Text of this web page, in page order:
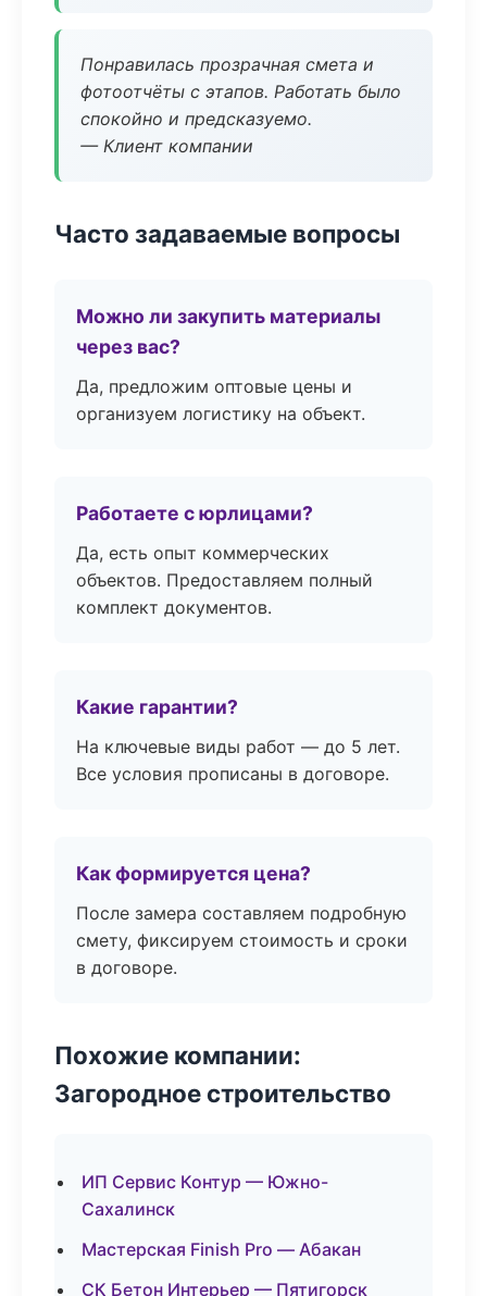
Понравилась прозрачная смета и
фотоотчёты с этапов. Работать было
спокойно и предсказуемо.
— Клиент компании
Часто задаваемые вопросы
Можно ли закупить материалы
через вас?
Да, предложим оптовые цены и
организуем логистику на объект.
Работаете с юрлицами?
Да, есть опыт коммерческих
объектов. Предоставляем полный
комплект документов.
Какие гарантии?
На ключевые виды работ — до 5 лет.
Все условия прописаны в договоре.
Как формируется цена?
После замера составляем подробную
смету, фиксируем стоимость и сроки
в договоре.
Похожие компании:
Загородное строительство
ИП Сервис Контур — Южно-
Сахалинск
Мастерская Finish Pro — Абакан
СК Бетон Интерьер — Пятигорск